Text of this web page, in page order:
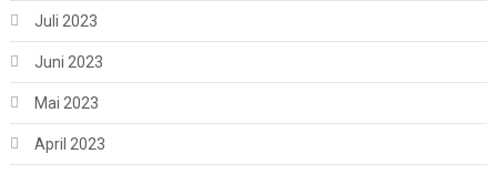
Juli 2023
Juni 2023
Mai 2023
April 2023